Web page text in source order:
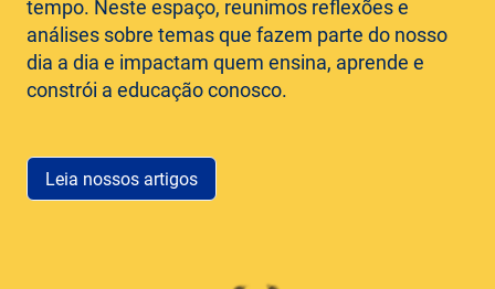
tempo. Neste espaço, reunimos reflexões e
análises sobre temas que fazem parte do nosso
dia a dia e impactam quem ensina, aprende e
constrói a educação conosco.
Leia nossos artigos